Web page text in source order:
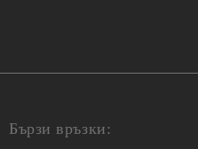
Бързи връзки: